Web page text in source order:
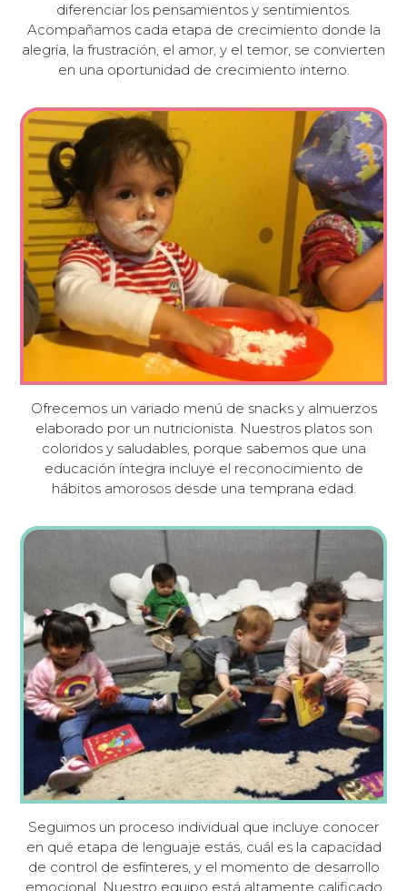
diferenciar los pensamientos y sentimientos.
Acompañamos cada etapa de crecimiento donde la
alegría, la frustración, el amor, y el temor, se convierten
en una oportunidad de crecimiento interno.
Ofrecemos un variado menú de snacks y almuerzos
elaborado por un nutricionista. Nuestros platos son
coloridos y saludables, porque sabemos que una
educación íntegra incluye el reconocimiento de
hábitos amorosos desde una temprana edad.
Seguimos un proceso individual que incluye conocer
en qué etapa de lenguaje estás, cuál es la capacidad
de control de esfínteres, y el momento de desarrollo
emocional. Nuestro equipo está altamente calificado